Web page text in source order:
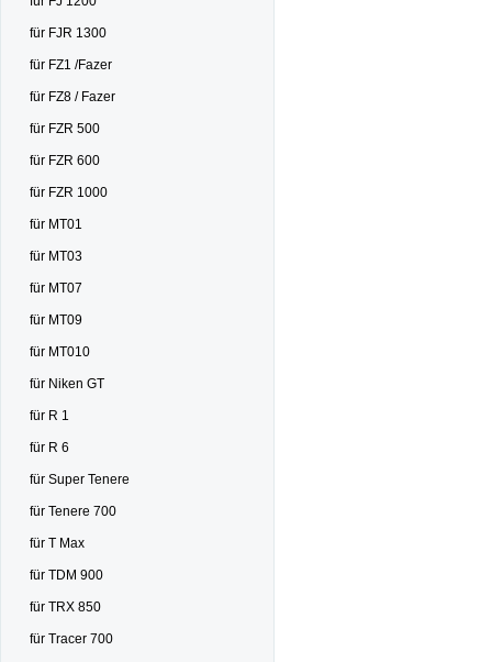
für FJR 1300
für FZ1 /Fazer
für FZ8 / Fazer
für FZR 500
für FZR 600
für FZR 1000
für MT01
für MT03
für MT07
für MT09
für MT010
für Niken GT
für R 1
für R 6
für Super Tenere
für Tenere 700
für T Max
für TDM 900
für TRX 850
für Tracer 700